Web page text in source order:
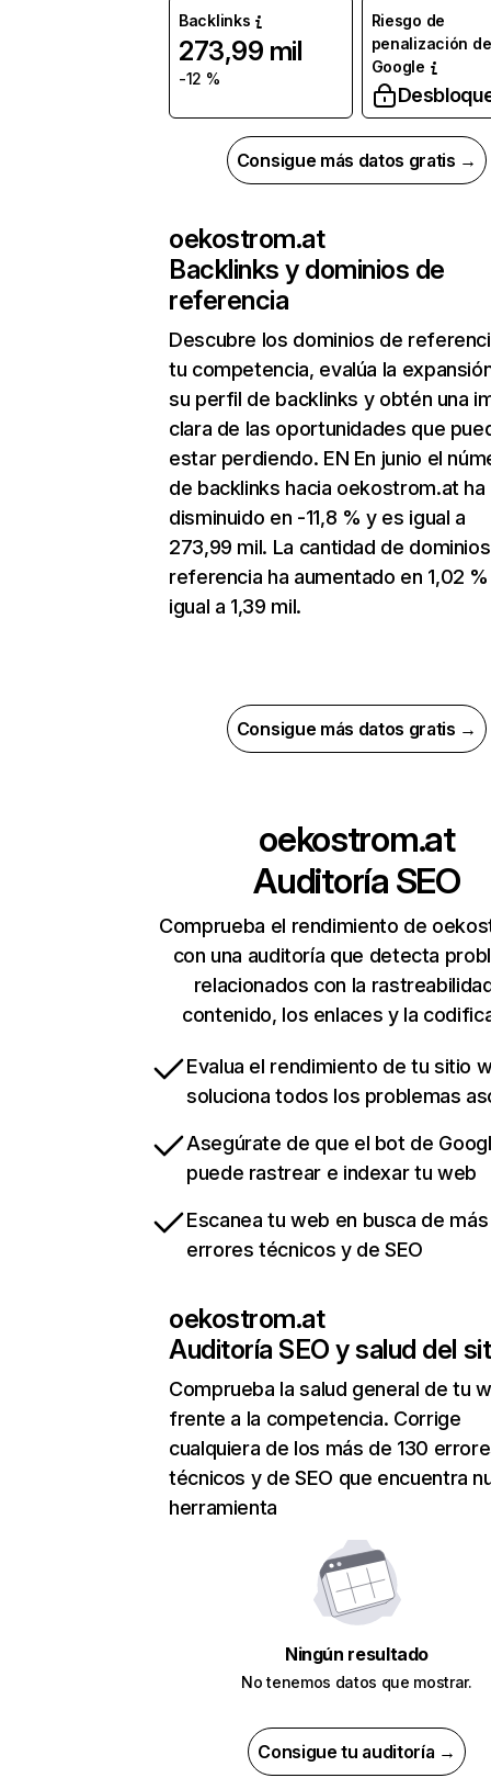
Backlinks
273,99 mil
-12 %
Riesgo de
penalización de
Google
Consigue más datos gratis →
oekostrom.at
Backlinks y dominios de
referencia
Descubre los dominios de
tu competencia, evalúa la
su perfil de backlinks y obtén una
clara de las oportunidades que
estar perdiendo. EN En junio el
de backlinks hacia oekostrom.at ha
disminuido en -11,8 % y es igual a
273,99 mil. La cantidad de
referencia ha aumentado en 1,02
igual a 1,39 mil.
Consigue más datos gratis →
oekostrom.at
Auditoría SEO
Comprueba el rendimiento de
con una auditoría que detecta
relacionados con la
contenido, los enlaces y la
Evalua el rendimiento de tu sitio
soluciona todos los problemas
Asegúrate de que el bot de
puede rastrear e indexar tu web
Escanea tu web en busca de
errores técnicos y de SEO
oekostrom.at
Auditoría SEO y salud del
Comprueba la salud general de tu
frente a la competencia. Corrige
cualquiera de los más de 130
técnicos y de SEO que encuentra
herramienta
Ningún resultado
No tenemos datos que mostrar.
Consigue tu auditoría →